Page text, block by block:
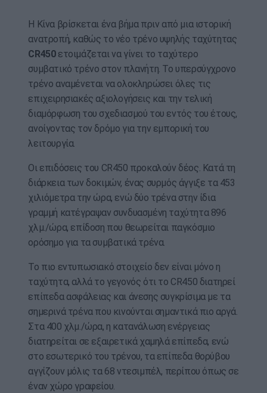
Η Κίνα βρίσκεται ένα βήμα πριν από μια ιστορική
ανατροπή, καθώς το νέο τρένο υψηλής ταχύτητας
CR450ετοιμάζεται να γίνει το ταχύτερο
συμβατικό τρένο στον πλανήτη. Το υπερσύγχρονο
τρένο αναμένεται να ολοκληρώσει όλες τις
επιχειρησιακές αξιολογήσεις και την τελική
διαμόρφωση του σχεδιασμού του εντός του έτους,
ανοίγοντας τον δρόμο για την εμπορική του
λειτουργία.
Οι επιδόσεις του CR450 προκαλούν δέος. Κατά τη
διάρκεια των δοκιμών, ένας συρμός άγγιξε τα 453
χιλιόμετρα την ώρα, ενώ δύο τρένα στην ίδια
γραμμή κατέγραψαν συνδυασμένη ταχύτητα 896
χλμ./ώρα, επίδοση που θεωρείται παγκόσμιο
ορόσημο για τα συμβατικά τρένα.
Το πιο εντυπωσιακό στοιχείο δεν είναι μόνο η
ταχύτητα, αλλά το γεγονός ότι το CR450 διατηρεί
επίπεδα ασφάλειας και άνεσης συγκρίσιμα με τα
σημερινά τρένα που κινούνται σημαντικά πιο αργά.
Στα 400 χλμ./ώρα, η κατανάλωση ενέργειας
διατηρείται σε εξαιρετικά χαμηλά επίπεδα, ενώ
στο εσωτερικό του τρένου, τα επίπεδα θορύβου
αγγίζουν μόλις τα 68 ντεσιμπέλ, περίπου όπως σε
έναν χώρο γραφείου.